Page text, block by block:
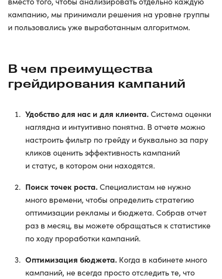
кампанию, мы принимали решения на уровне группы
и пользовались уже выработанным алгоритмом.
В чем преимущества
грейдирования кампаний
Удобство для нас и для клиента.Система оценки
наглядна и интуитивно понятна. В отчете можно
настроить фильтр по грейду и буквально за пару
кликов оценить эффективность кампаний
и статус, в котором они находятся.
Поиск точек роста.Специалистам не нужно
много времени, чтобы определить стратегию
оптимизации рекламы и бюджета. Собрав отчет
раз в месяц, вы можете обращаться к статистике
по ходу проработки кампаний.
Оптимизация бюджета. Когда в кабинете много
кампаний, не всегда просто отследить те, что